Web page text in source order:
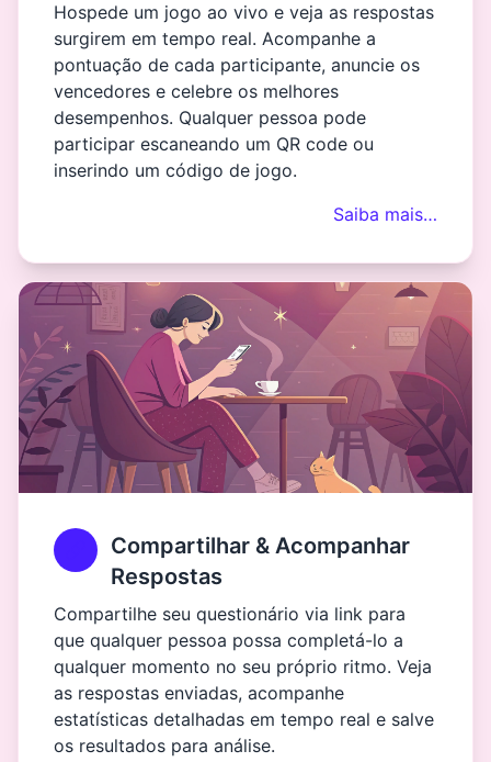
Hospede um jogo ao vivo e veja as respostas
surgirem em tempo real. Acompanhe a
pontuação de cada participante, anuncie os
vencedores e celebre os melhores
desempenhos. Qualquer pessoa pode
participar escaneando um QR code ou
inserindo um código de jogo.
Saiba mais…
Compartilhar & Acompanhar
Respostas
Compartilhe seu questionário via link para
que qualquer pessoa possa completá-lo a
qualquer momento no seu próprio ritmo. Veja
as respostas enviadas, acompanhe
estatísticas detalhadas em tempo real e salve
os resultados para análise.